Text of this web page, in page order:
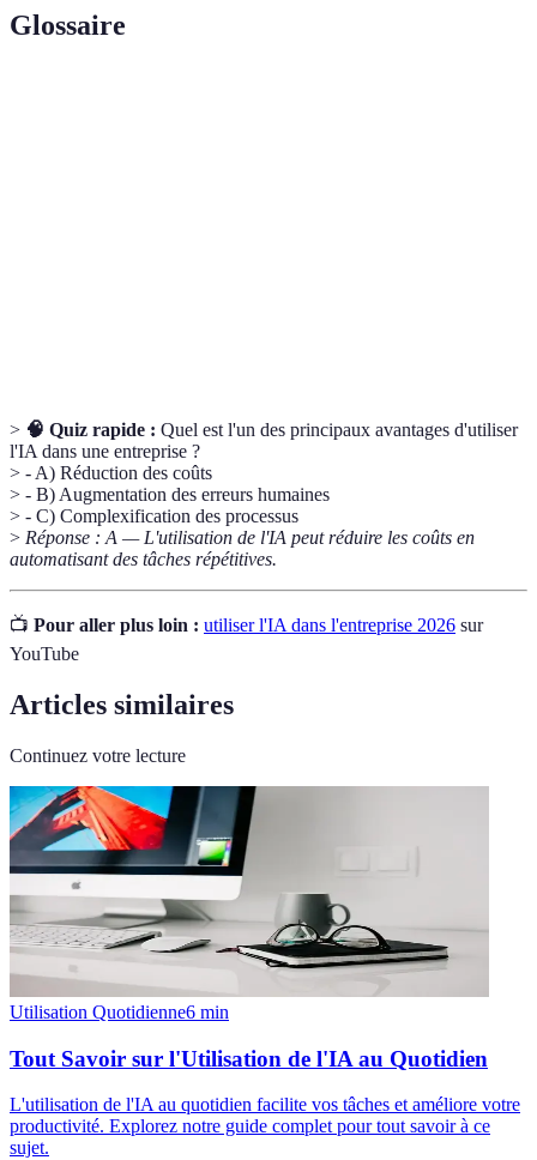
Glossaire
> 🧠 Quiz rapide : Quel est l'un des principaux avantages d'utiliser
l'IA dans une entreprise ?
> - A) Réduction des coûts
> - B) Augmentation des erreurs humaines
> - C) Complexification des processus
> Réponse : A — L'utilisation de l'IA peut réduire les coûts en
automatisant des tâches répétitives.
📺 Pour aller plus loin : utiliser l'IA dans l'entreprise 2026 sur
YouTube
Articles similaires
Continuez votre lecture
Utilisation Quotidienne6 min
Tout Savoir sur l'Utilisation de l'IA au Quotidien
L'utilisation de l'IA au quotidien facilite vos tâches et améliore votre
productivité. Explorez notre guide complet pour tout savoir à ce
sujet.